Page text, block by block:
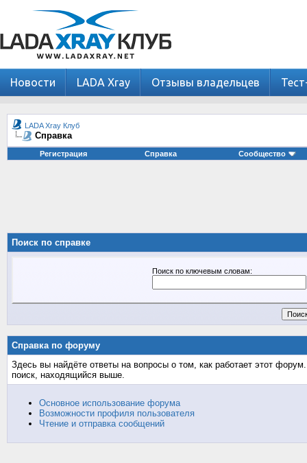
Новости LADA Xray Отзывы владельцев
LADA Xray Клуб
Справка
Регистрация Справка Сообщество
Поиск по справке
Поиск по ключевым словам:
Справка по форуму
Здесь вы найдёте ответы на вопросы о том, как работает этот
поиск, находящийся выше.
Основное использование форума
Возможности профиля пользователя
Чтение и отправка сообщений